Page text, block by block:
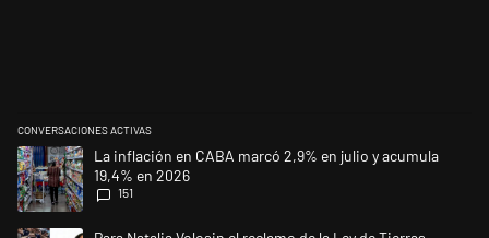
CONVERSACIONES ACTIVAS
Este listado muestra los artículos con más comentarios en los últimos
Un artículo de tendencia con el título "La inflación en CABA marcó
La inflación en CABA marcó 2,9% en julio y acumula
19,4% en 2026
151